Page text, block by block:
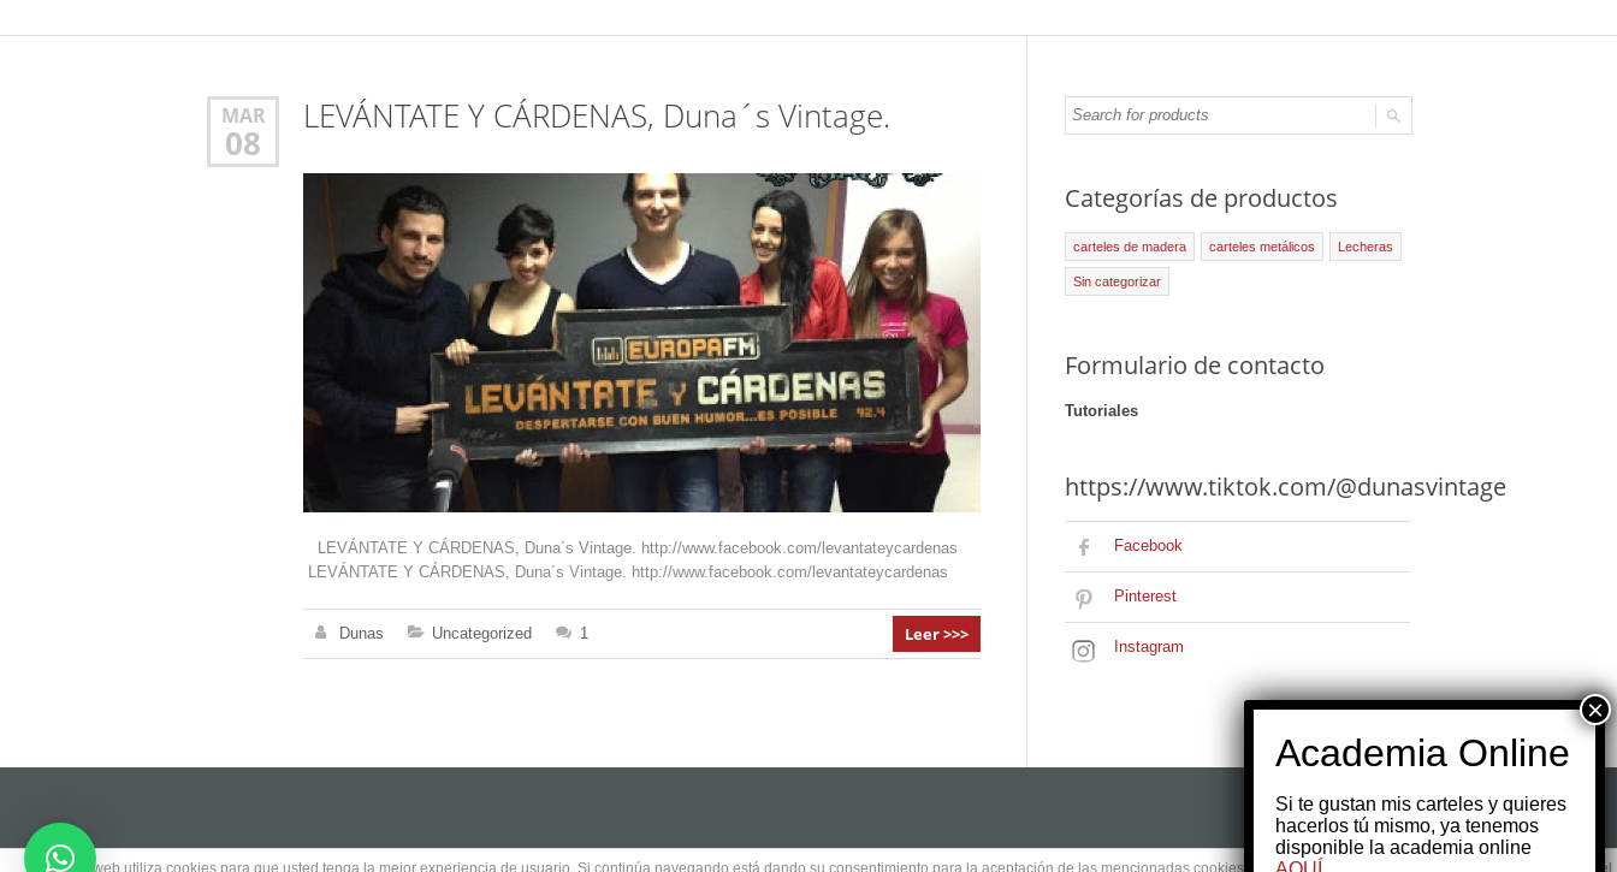
MAR
08
LEVÁNTATE Y CÁRDENAS, Duna´s Vintage.
LEVÁNTATE Y CÁRDENAS, Duna´s Vintage. http://www.facebook.com/levantateycardenas
LEVÁNTATE Y CÁRDENAS, Duna´s Vintage. http://www.facebook.com/levantateycardenas
Dunas Uncategorized 1 Leer >>>
Categorías de productos
carteles de madera carteles metálicos Lecheras
Sin categorizar
Formulario de contacto
Tutoriales
https://www.tiktok.com/@dunasvintage
Facebook
Pinterest
Instagram
Este sitio web utiliza cookies para que usted tenga la mejor experiencia de usuario. Si continúa navegando está dando su consentimiento para la aceptación de las mencionadas cookies y la aceptación de nuestra , pinche el
Si te gustan mis carteles y quieres
hacerlos tú mismo, ya tenemos
disponible la academia online